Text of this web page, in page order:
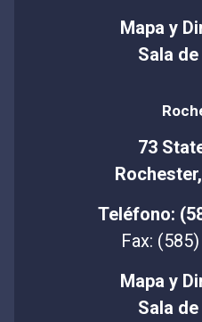
Mapa y
Sala
73
Teléfono:
Fax:
Mapa y
Sala